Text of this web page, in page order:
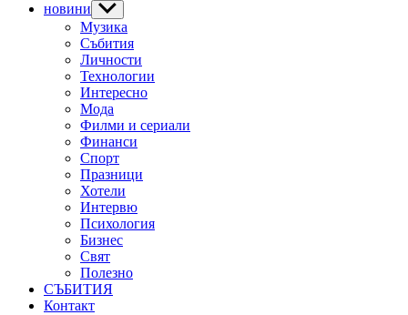
новини Show
sub
menu
Музика
Събития
Личности
Технологии
Интересно
Мода
Филми и сериали
Финанси
Спорт
Празници
Хотели
Интервю
Психология
Бизнес
Свят
Полезно
СЪБИТИЯ
Контакт